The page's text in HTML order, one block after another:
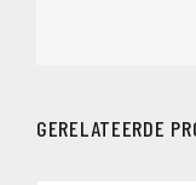
GERELATEERDE